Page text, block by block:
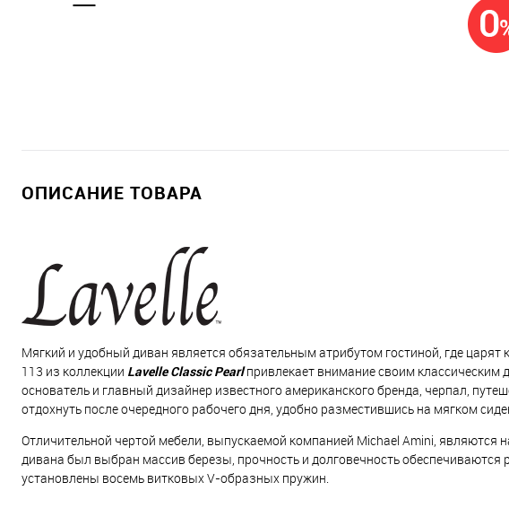
ОПИСАНИЕ ТОВАРА
Мягкий и удобный диван является обязательным атрибутом гостиной, где
113 из коллекции Lavelle Classic Pearlпривлекает внимание своим классическим
основатель и главный дизайнер известного американского бренда, черпал,
отдохнуть после очередного рабочего дня, удобно разместившись на мягком
Отличительной чертой мебели, выпускаемой компанией Michael Amini, являются
дивана был выбран массив березы, прочность и долговечность
установлены восемь витковых V-образных пружин.